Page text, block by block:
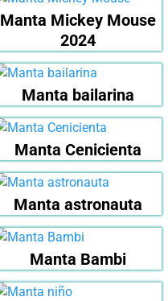
Manta Mickey Mouse
2024
Manta bailarina
Manta Cenicienta
Manta astronauta
Manta Bambi